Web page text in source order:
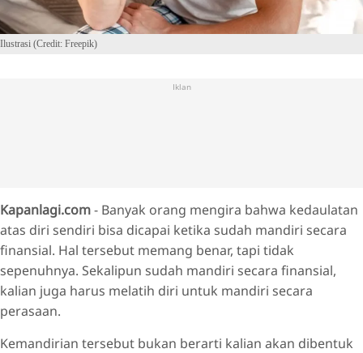
Ilustrasi (Credit: Freepik)
Iklan
Kapanlagi.com- Banyak orang mengira bahwa kedaulatan
atas diri sendiri bisa dicapai ketika sudah mandiri secara
finansial. Hal tersebut memang benar, tapi tidak
sepenuhnya. Sekalipun sudah mandiri secara finansial,
kalian juga harus melatih diri untuk mandiri secara
perasaan.
Kemandirian tersebut bukan berarti kalian akan dibentuk